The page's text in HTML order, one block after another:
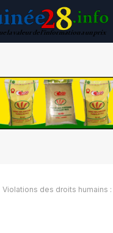
Violations des droits humains : quelles sont les 25 personnalités guinéennes